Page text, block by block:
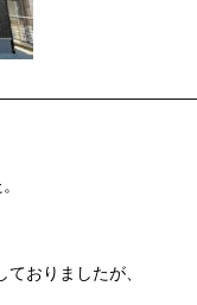
おりましたが、